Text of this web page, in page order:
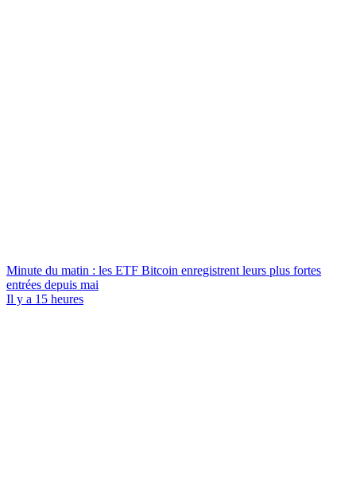
Minute du matin : les ETF Bitcoin enregistrent leurs plus fortes
entrées depuis mai
Il y a 15 heures